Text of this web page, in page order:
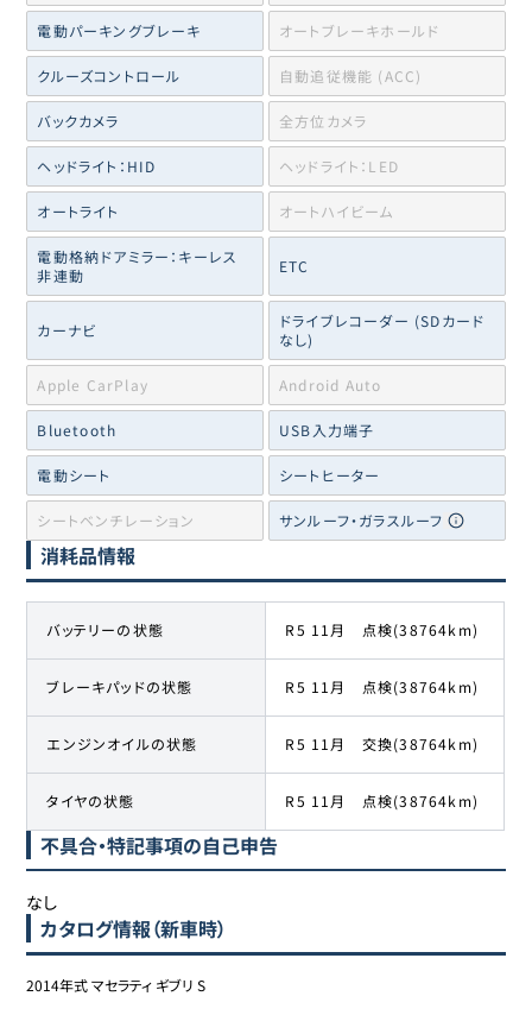
電動パーキングブレーキ オートブレーキホールド
クルーズコントロール 自動追従機能 (ACC)
バックカメラ 全方位カメラ
ヘッドライト：HID ヘッドライト：LED
オートライト オートハイビーム
電動格納ドアミラー：キーレス
非連動
ETC
カーナビ
ドライブレコーダー (SDカード
なし)
Apple CarPlay Android Auto
Bluetooth USB入力端子
電動シート シートヒーター
シートベンチレーション サンルーフ・ガラスルーフ
消耗品情報
バッテリーの状態 R5 11月 点検(38764km)
ブレーキパッドの状態 R5 11月 点検(38764km)
エンジンオイルの状態 R5 11月 交換(38764km)
タイヤの状態 R5 11月 点検(38764km)
不具合・特記事項の自己申告
なし
カタログ情報（新車時）
2014年式 マセラティ ギブリ S